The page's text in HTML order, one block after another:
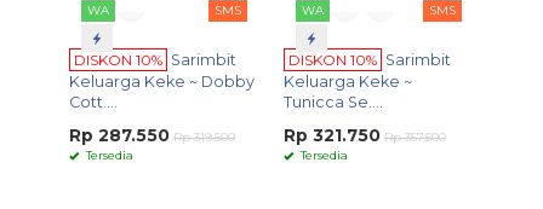
WA SMS
DISKON 10% Sarimbit
Keluarga Keke ~ Dobby
Cott....
Rp 287.550 Rp 319.500
Tersedia
WA SMS
DISKON 10% Sarimbit
Keluarga Keke ~
Tunicca Se....
Rp 321.750 Rp 357.500
Tersedia